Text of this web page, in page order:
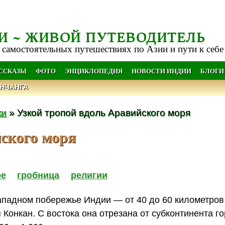
~ ЖИВОЙ ПУТЕВОДИТЕЛЬ
путешествиях по Азии и пути к себе
ФОТО ЭНЦИКЛОПЕДИЯ НОВОСТИ ИНДИИ БЛОГИ
» Узкой тропой вдоль Аравийского моря
моря
гробница религии
побережье Индии — от 40 до 60
С востока она отрезана от субконтинента